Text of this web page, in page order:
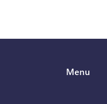
Menu